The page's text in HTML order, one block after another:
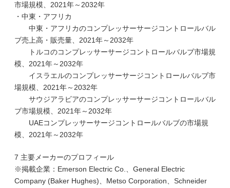
市場規模、2021年～2032年
・中東・アフリカ
中東・アフリカのコンプレッサーサージコントロールバル
ブ売上高・販売量、2021年～2032年
トルコのコンプレッサーサージコントロールバルブ市場規
模、2021年～2032年
イスラエルのコンプレッサーサージコントロールバルブ市
場規模、2021年～2032年
サウジアラビアのコンプレッサーサージコントロールバル
ブ市場規模、2021年～2032年
UAEコンプレッサーサージコントロールバルブの市場規
模、2021年～2032年
7 主要メーカーのプロフィール
※掲載企業：Emerson Electric Co.、General Electric
Company (Baker Hughes)、Metso Corporation、Schneider